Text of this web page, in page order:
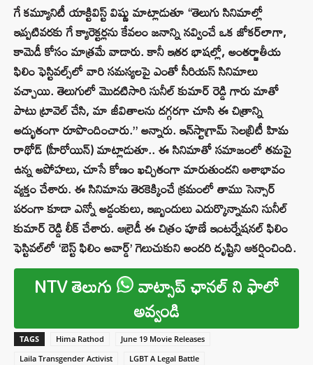
గే కమ్యూనిటీ యాక్టివిస్ట్ విష్ణు మాట్లాడుతూ “తెలుగు సినిమాల్లో
ఇప్పటివరకు గే క్యారెక్టర్లను కేవలం జనాన్ని నవ్వించే ఒక జోకర్‌లాగా,
కామెడీ కోసం మాత్రమే వాడారు. కానీ ఇతర భాషల్లో, అంతర్జాతీయ
ఫిలిం ఫెస్టివల్స్‌లో వారి సమస్యలపై ఎంతో సీరియస్ సినిమాలు
వచ్చాయి. తెలుగులో మొదటిసారి సునీల్ కుమార్ రెడ్డి గారు మాతో
పాటు ట్రావెల్ చేసి, మా జీవితాలను దగ్గరగా చూసి ఈ చిత్రాన్ని
అద్భుతంగా రూపొందించారు.” అన్నారు. ఇన్‌స్టాగ్రామ్ సెలబ్రిటీ హిమ
రాథోడ్ (హీరోయిన్) మాట్లాడుతూ.. ఈ సినిమాతో సమాజంలో తమపై
ఉన్న అపోహలు, చూసే కోణం ఖచ్చితంగా మారుతుందని ఆశాభావం
వ్యక్తం చేశారు. ఈ సినిమాను తెరకెక్కించే క్రమంలో తాము సెన్సార్
పరంగా కూడా ఎన్నో అడ్డంకులు, ఇబ్బందులు ఎదుర్కొన్నామని సునీల్
కుమార్ రెడ్డి లీక్ చేశారు. ఆల్రెడీ ఈ చిత్రం పూణే ఇంటర్నేషనల్ ఫిలిం
ఫెస్టివల్‌లో ‘బెస్ట్ ఫిలిం అవార్డ్’ గెలుచుకుని అందరి దృష్టిని ఆకర్షించింది.
NTV తెలుగు వాట్సాప్ ఛానల్ ని ఫాలో
అవ్వండి
TAGS Hima Rathod
June 19 Movie Releases
Laila Transgender Activist
LGBT A Legal Battle